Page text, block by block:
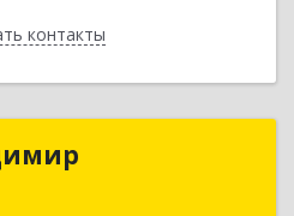
контакты
Назад
Владимир